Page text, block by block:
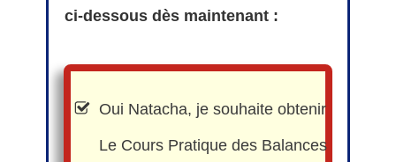
ci-dessous dès maintenant :
Oui Natacha, je souhaite obtenir
Le Cours Pratique des Balances